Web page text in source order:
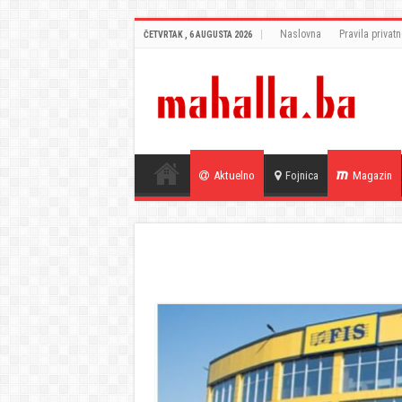
ČETVRTAK , 6 AUGUSTA 2026 Naslovna Pravila
Aktuelno Fojnica Magazin